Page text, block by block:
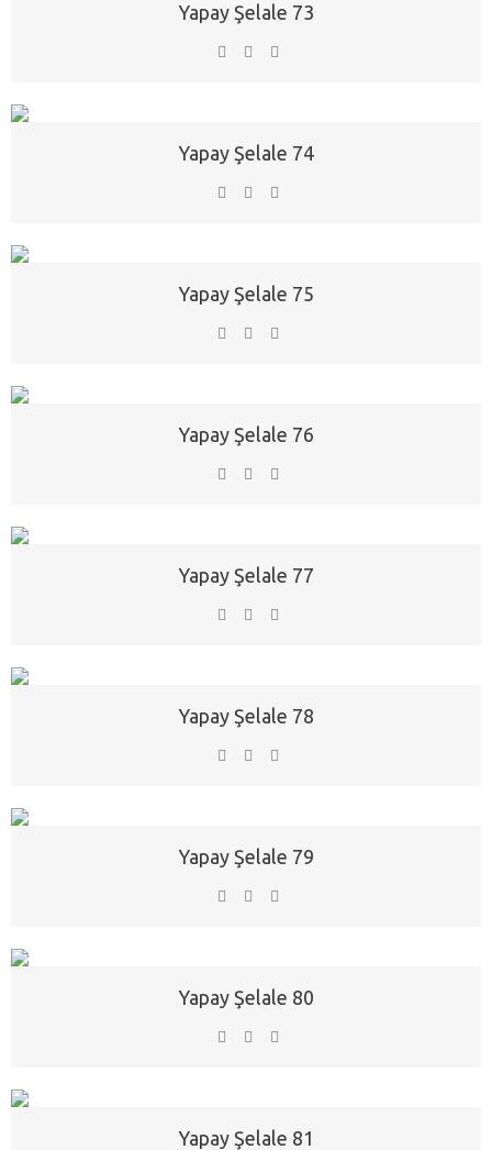
Yapay Şelale 73
Yapay Şelale 74
Yapay Şelale 75
Yapay Şelale 76
Yapay Şelale 77
Yapay Şelale 78
Yapay Şelale 79
Yapay Şelale 80
Yapay Şelale 81